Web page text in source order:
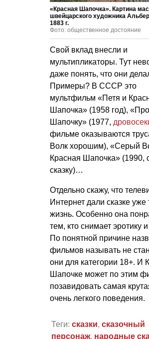
«Красная Шапочка». Картина
швейцарского художника
1883 г.
Фото: общественное достояние
Свой вклад внесли и
мультипликаторы. Тут
даже понять, что они
Примеры? В СССР это
мультфильм «Петя и
Шапочка» (1958 год),
Шапочку» (1977,
фильме оказываются
Волк хорошим), «Серый
Красная Шапочка» (1990,
сказку)…
Отдельно скажу, что
Интернет дали сказке уже
жизнь. Особенно она
тем, кто снимает эротику
По понятной причине
фильмов называть не
они для категории 18+. И
Шапочке может по этим
позавидовать самая
очень легкого поведения.
Теги: сказки, сказочный
персонаж, народные